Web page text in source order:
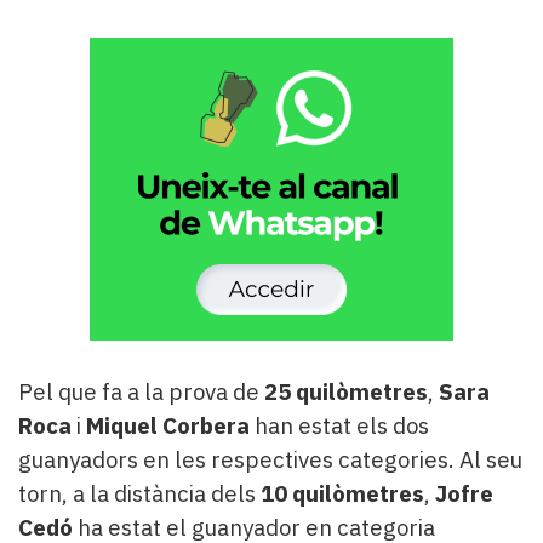
Pel que fa a la prova de 25 quilòmetres, Sara
Roca i Miquel Corbera han estat els dos
guanyadors en les respectives categories. Al seu
torn, a la distància dels 10 quilòmetres, Jofre
Cedó ha estat el guanyador en categoria